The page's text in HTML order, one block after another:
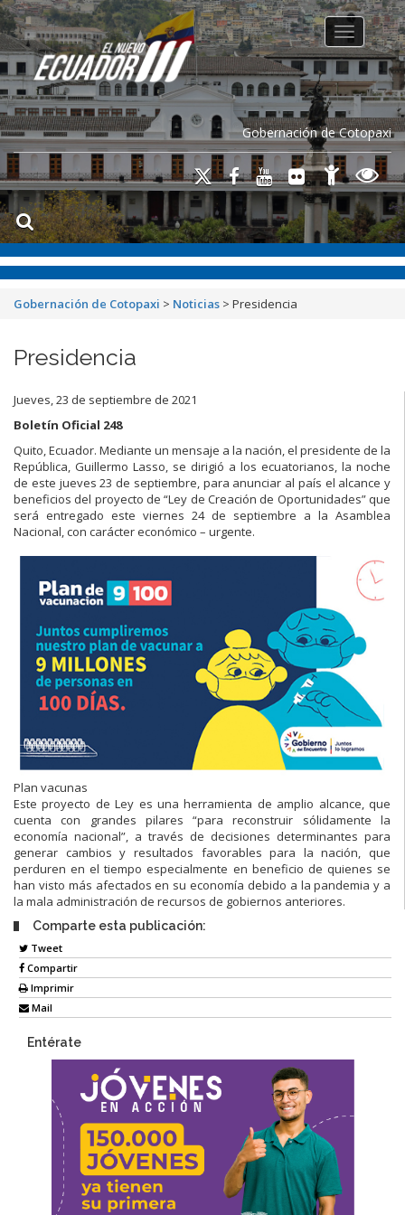
Gobernación de Cotopaxi
Toggle
Gobernación de Cotopaxi > Noticias > Presidencia
Presidencia
Jueves, 23 de septiembre de 2021
Boletín Oficial 248
Quito, Ecuador. Mediante un mensaje a la nación, el presidente de la
República, Guillermo Lasso, se dirigió a los ecuatorianos, la noche
de este jueves 23 de septiembre, para anunciar al país el alcance y
beneficios del proyecto de “Ley de Creación de Oportunidades” que
será entregado este viernes 24 de septiembre a la Asamblea
Nacional, con carácter económico – urgente.
Plan vacunas
Este proyecto de Ley es una herramienta de amplio alcance, que
cuenta con grandes pilares “para reconstruir sólidamente la
economía nacional”, a través de decisiones determinantes para
generar cambios y resultados favorables para la nación, que
perduren en el tiempo especialmente en beneficio de quienes se
han visto más afectados en su economía debido a la pandemia y a
la mala administración de recursos de gobiernos anteriores.
Comparte esta publicación:
Tweet
Compartir
Imprimir
Mail
Entérate